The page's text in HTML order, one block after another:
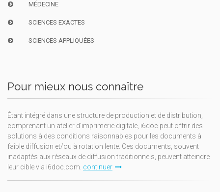
MÉDECINE
SCIENCES EXACTES
SCIENCES APPLIQUÉES
Pour mieux nous connaître
Étant intégré dans une structure de production et de distribution,
comprenant un atelier d'imprimerie digitale, i6doc peut offrir des
solutions à des conditions raisonnables pour les documents à
faible diffusion et/ou à rotation lente. Ces documents, souvent
inadaptés aux réseaux de diffusion traditionnels, peuvent atteindre
leur cible via i6doc.com. continuer